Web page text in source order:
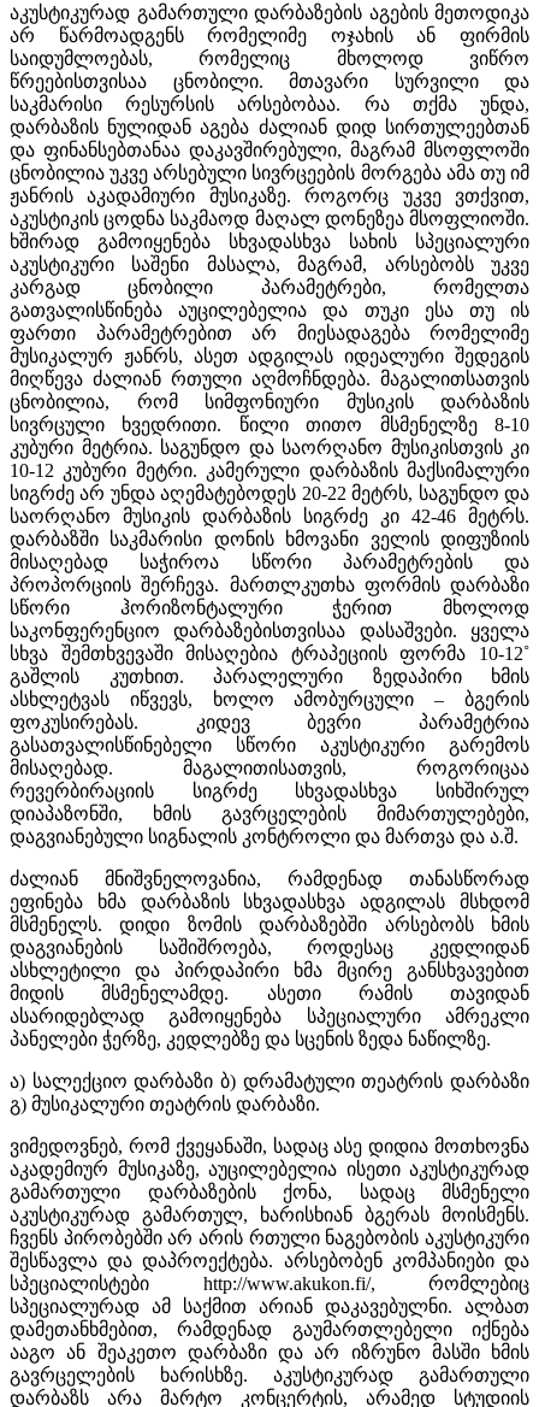
აკუსტიკურად გამართული დარბაზების აგების მეთოდიკა
არ წარმოადგენს რომელიმე ოჯახის ან ფირმის
საიდუმლოებას, რომელიც მხოლოდ ვიწრო
წრეებისთვისაა ცნობილი. მთავარი სურვილი და
საკმარისი რესურსის არსებობაა. რა თქმა უნდა,
დარბაზის ნულიდან აგება ძალიან დიდ სირთულეებთან
და ფინანსებთანაა დაკავშირებული, მაგრამ მსოფლოში
ცნობილია უკვე არსებული სივრცეების მორგება ამა თუ იმ
ჟანრის აკადამიური მუსიკაზე. როგორც უკვე ვთქვით,
აკუსტიკის ცოდნა საკმაოდ მაღალ დონეზეა მსოფლიოში.
ხშირად გამოიყენება სხვადასხვა სახის სპეციალური
აკუსტიკური საშენი მასალა, მაგრამ, არსებობს უკვე
კარგად ცნობილი პარამეტრები, რომელთა
გათვალისწინება აუცილებელია და თუკი ესა თუ ის
ფართი პარამეტრებით არ მიესადაგება რომელიმე
მუსიკალურ ჟანრს, ასეთ ადგილას იდეალური შედეგის
მიღწევა ძალიან რთული აღმოჩნდება. მაგალითსათვის
ცნობილია, რომ სიმფონიური მუსიკის დარბაზის
სივრცული ხვედრითი. წილი თითო მსმენელზე 8-10
კუბური მეტრია. საგუნდო და საორღანო მუსიკისთვის კი
10-12 კუბური მეტრი. კამერული დარბაზის მაქსიმალური
სიგრძე არ უნდა აღემატებოდეს 20-22 მეტრს, საგუნდო და
საორღანო მუსიკის დარბაზის სიგრძე კი 42-46 მეტრს.
დარბაზში საკმარისი დონის ხმოვანი ველის დიფუზიის
მისაღებად საჭიროა სწორი პარამეტრების და
პროპორციის შერჩევა. მართლკუთხა ფორმის დარბაზი
სწორი ჰორიზონტალური ჭერით მხოლოდ
საკონფერენციო დარბაზებისთვისაა დასაშვები. ყველა
სხვა შემთხვევაში მისაღებია ტრაპეციის ფორმა 10-12˚
გაშლის კუთხით. პარალელური ზედაპირი ხმის
ასხლეტვას იწვევს, ხოლო ამობურცული – ბგერის
ფოკუსირებას. კიდევ ბევრი პარამეტრია
გასათვალისწინებელი სწორი აკუსტიკური გარემოს
მისაღებად. მაგალითისათვის, როგორიცაა
რევერბირაციის სიგრძე სხვადასხვა სიხშირულ
დიაპაზონში, ხმის გავრცელების მიმართულებები,
დაგვიანებული სიგნალის კონტროლი და მართვა და ა.შ.
ძალიან მნიშვნელოვანია, რამდენად თანასწორად
ეფინება ხმა დარბაზის სხვადასხვა ადგილას მსხდომ
მსმენელს. დიდი ზომის დარბაზებში არსებობს ხმის
დაგვიანების საშიშროება, როდესაც კედლიდან
ასხლეტილი და პირდაპირი ხმა მცირე განსხვავებით
მიდის მსმენელამდე. ასეთი რამის თავიდან
ასარიდებლად გამოიყენება სპეციალური ამრეკლი
პანელები ჭერზე, კედლებზე და სცენის ზედა ნაწილზე.
ა) სალექციო დარბაზი ბ) დრამატული თეატრის დარბაზი
გ) მუსიკალური თეატრის დარბაზი.
ვიმედოვნებ, რომ ქვეყანაში, სადაც ასე დიდია მოთხოვნა
აკადემიურ მუსიკაზე, აუცილებელია ისეთი აკუსტიკურად
გამართული დარბაზების ქონა, სადაც მსმენელი
აკუსტიკურად გამართულ, ხარისხიან ბგერას მოისმენს.
ჩვენს პირობებში არ არის რთული ნაგებობის აკუსტიკური
შესწავლა და დაპროექტება. არსებობენ კომპანიები და
სპეციალისტები http://www.akukon.fi/, რომლებიც
სპეციალურად ამ საქმით არიან დაკავებულნი. ალბათ
დამეთანხმებით, რამდენად გაუმართლებელი იქნება
ააგო ან შეაკეთო დარბაზი და არ იზრუნო მასში ხმის
გავრცელების ხარისხზე. აკუსტიკურად გამართული
დარბაზს არა მარტო კონცერტის, არამედ სტუდიის